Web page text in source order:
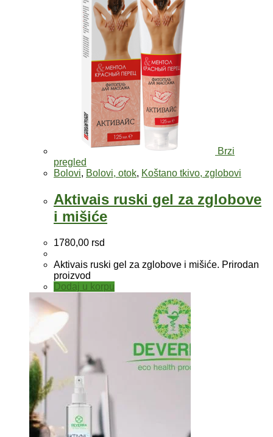
Brzi
pregled
Bolovi, Bolovi, otok, Koštano tkivo, zglobovi
Aktivais ruski gel za zglobove
i mišiće
1780,00 rsd
Aktivais ruski gel za zglobove i mišiće. Prirodan
proizvod
Dodaj u korpu